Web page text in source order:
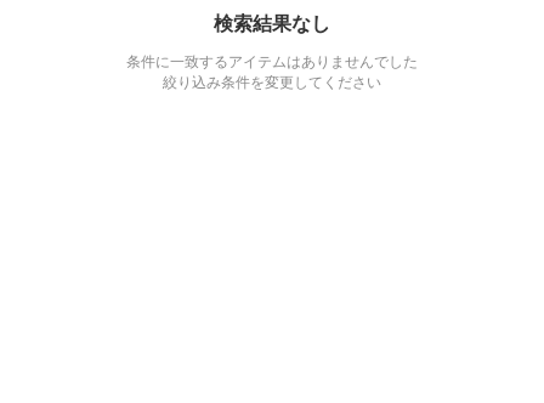
検索結果なし
条件に一致するアイテムはありませんでした
絞り込み条件を変更してください